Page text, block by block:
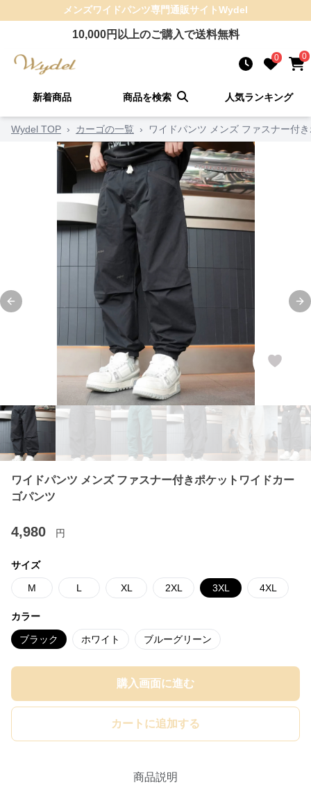
メンズワイドパンツ専門通販サイトWydel
10,000円以上のご購入で送料無料
0 0
新着商品 商品を検索 人気ランキング
Wydel TOP › カーゴの一覧 › ワイドパンツ メンズ ファスナー付
Previous slide
ワイドパンツ メンズ ファスナー付きポケットワイドカー
ゴパンツ
4,980 円
サイズ
M L XL 2XL 3XL 4XL
カラー
ブラック ホワイト ブルーグリーン
購入画面に進む
カートに追加する
商品説明